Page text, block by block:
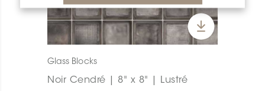
Glass Blocks
Noir Cendré | 8" x 8" | Lustré